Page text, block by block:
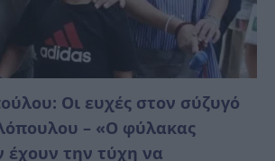
Οι ευχές στον σύζυγό
– «Ο φύλακας
έχουν την τύχη να